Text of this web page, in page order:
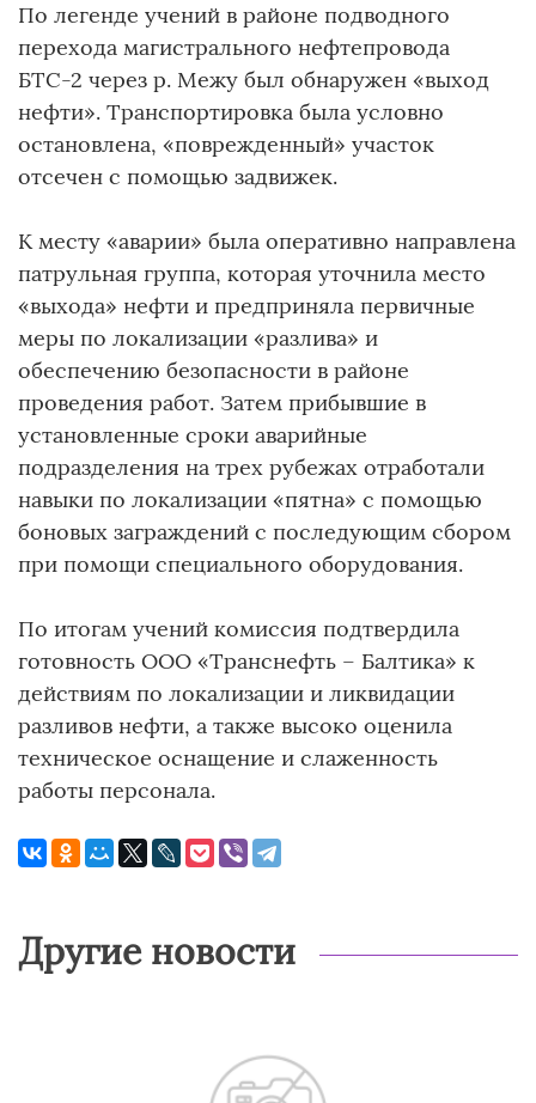
По легенде учений в районе подводного
перехода магистрального нефтепровода
БТС-2 через р. Межу был обнаружен «выход
нефти». Транспортировка была условно
остановлена, «поврежденный» участок
отсечен с помощью задвижек.
К месту «аварии» была оперативно направлена
патрульная группа, которая уточнила место
«выхода» нефти и предприняла первичные
меры по локализации «разлива» и
обеспечению безопасности в районе
проведения работ. Затем прибывшие в
установленные сроки аварийные
подразделения на трех рубежах отработали
навыки по локализации «пятна» с помощью
боновых заграждений с последующим сбором
при помощи специального оборудования.
По итогам учений комиссия подтвердила
готовность ООО «Транснефть – Балтика» к
действиям по локализации и ликвидации
разливов нефти, а также высоко оценила
техническое оснащение и слаженность
работы персонала.
Другие новости